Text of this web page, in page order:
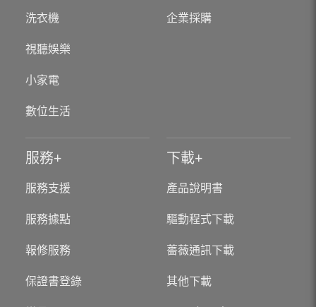
洗衣機
視聽娛樂
小家電
數位生活
企業採購
服務
服務支援
服務據點
報修服務
保證書登錄
下載
產品說明書
驅動程式下載
薔薇通訊下載
其他下載